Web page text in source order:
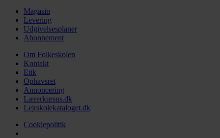
Magasin
Levering
Udgivelsesplaner
Abonnement
Om Folkeskolen
Kontakt
Etik
Ophavsret
Annoncering
Lærerkursus.dk
Lejrskolekataloget.dk
Cookiepolitik